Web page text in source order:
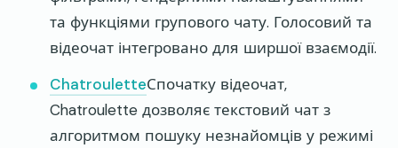
та функціями групового чату. Голосовий та
відеочат інтегровано для ширшої взаємодії.
ChatrouletteСпочатку відеочат,
Chatroulette дозволяє текстовий чат з
алгоритмом пошуку незнайомців у режимі